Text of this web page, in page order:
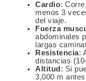
Cardio:
menos 3
del viaje.
Fuerza
abdominales
largas
Resistencia:
distancias
Altitud : Si
3,000 m